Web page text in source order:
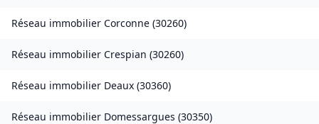
Réseau immobilier Corconne (30260)
Réseau immobilier Crespian (30260)
Réseau immobilier Deaux (30360)
Réseau immobilier Domessargues (30350)